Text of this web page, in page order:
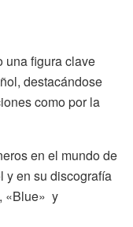
una figura clave
destacándose
como por la
en el mundo de
y en su discografía
«Blue» y